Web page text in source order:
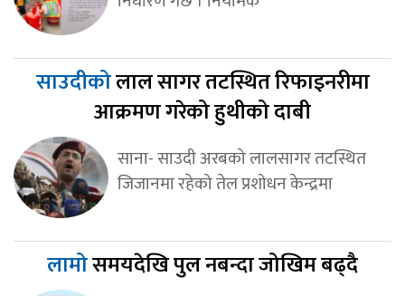
साउदीकोलाल सागर तटस्थित रिफाइनरीमा
आक्रमण गरेको हुथीको दाबी
साना- साउदी अरबको लालसागर तटस्थित
जिजानमा रहेको तेल प्रशोधन केन्द्रमा
लामोसमयदेखि पुल नबन्दा जोखिम बढ्दै